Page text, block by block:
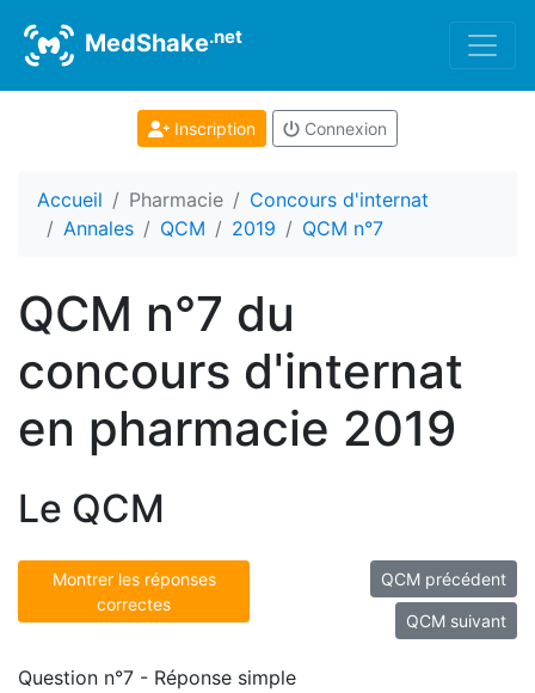
MedShake.net
Inscription Connexion
Accueil Pharmacie
Concours d'internat
Annales
QCM 2019 QCM n°7
QCM n°7 du
concours d'internat
en pharmacie 2019
Le QCM
Montrer les réponses
correctes
QCM précédent
QCM suivant
Question n°7 - Réponse simple